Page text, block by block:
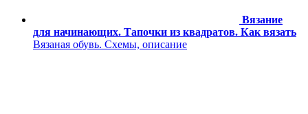
Вязание
для начинающих. Тапочки из квадратов. Как вязать
Вязаная обувь. Схемы, описание